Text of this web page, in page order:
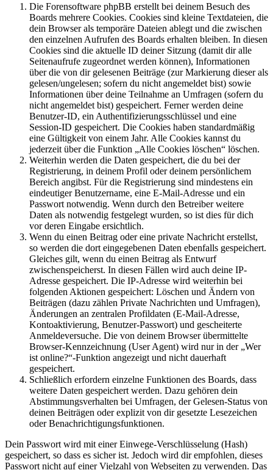
Die Forensoftware phpBB erstellt bei deinem Besuch des
Boards mehrere Cookies. Cookies sind kleine Textdateien, die
dein Browser als temporäre Dateien ablegt und die zwischen
den einzelnen Aufrufen des Boards erhalten bleiben. In diesen
Cookies sind die aktuelle ID deiner Sitzung (damit dir alle
Seitenaufrufe zugeordnet werden können), Informationen
über die von dir gelesenen Beiträge (zur Markierung dieser als
gelesen/ungelesen; sofern du nicht angemeldet bist) sowie
Informationen über deine Teilnahme an Umfragen (sofern du
nicht angemeldet bist) gespeichert. Ferner werden deine
Benutzer-ID, ein Authentifizierungsschlüssel und eine
Session-ID gespeichert. Die Cookies haben standardmäßig
eine Gültigkeit von einem Jahr. Alle Cookies kannst du
jederzeit über die Funktion „Alle Cookies löschen“ löschen.
Weiterhin werden die Daten gespeichert, die du bei der
Registrierung, in deinem Profil oder deinem persönlichem
Bereich angibst. Für die Registrierung sind mindestens ein
eindeutiger Benutzername, eine E-Mail-Adresse und ein
Passwort notwendig. Wenn durch den Betreiber weitere
Daten als notwendig festgelegt wurden, so ist dies für dich
vor deren Eingabe ersichtlich.
Wenn du einen Beitrag oder eine private Nachricht erstellst,
so werden die dort eingegebenen Daten ebenfalls gespeichert.
Gleiches gilt, wenn du einen Beitrag als Entwurf
zwischenspeicherst. In diesen Fällen wird auch deine IP-
Adresse gespeichert. Die IP-Adresse wird weiterhin bei
folgenden Aktionen gespeichert: Löschen und Ändern von
Beiträgen (dazu zählen Private Nachrichten und Umfragen),
Änderungen an zentralen Profildaten (E-Mail-Adresse,
Kontoaktivierung, Benutzer-Passwort) und gescheiterte
Anmeldeversuche. Die von deinem Browser übermittelte
Browser-Kennzeichnung (User Agent) wird nur in der „Wer
ist online?“-Funktion angezeigt und nicht dauerhaft
gespeichert.
Schließlich erfordern einzelne Funktionen des Boards, dass
weitere Daten gespeichert werden. Dazu gehören dein
Abstimmungsverhalten bei Umfragen, der Gelesen-Status von
deinen Beiträgen oder explizit von dir gesetzte Lesezeichen
oder Benachrichtigungsfunktionen.
Dein Passwort wird mit einer Einwege-Verschlüsselung (Hash)
gespeichert, so dass es sicher ist. Jedoch wird dir empfohlen, dieses
Passwort nicht auf einer Vielzahl von Webseiten zu verwenden. Das